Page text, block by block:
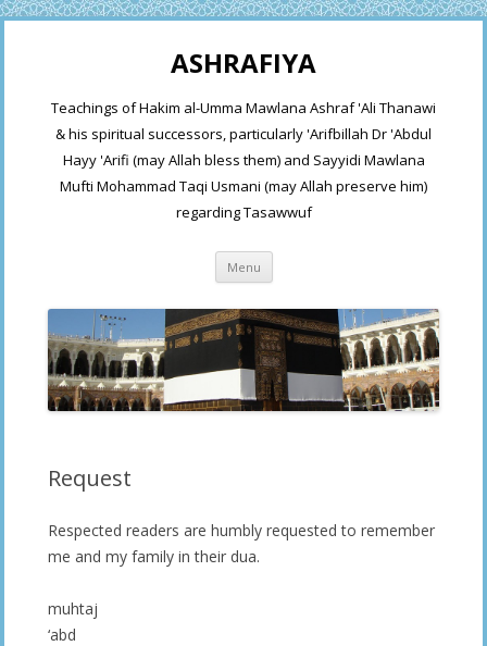
ASHRAFIYA
Teachings of Hakim al-Umma Mawlana Ashraf 'Ali Thanawi
& his spiritual successors, particularly 'Arifbillah Dr 'Abdul
Hayy 'Arifi (may Allah bless them) and Sayyidi Mawlana
Mufti Mohammad Taqi Usmani (may Allah preserve him)
regarding Tasawwuf
Menu Skip
content
Request
Respected readers are humbly requested to remember
me and my family in their dua.
muhtaj
‘abd